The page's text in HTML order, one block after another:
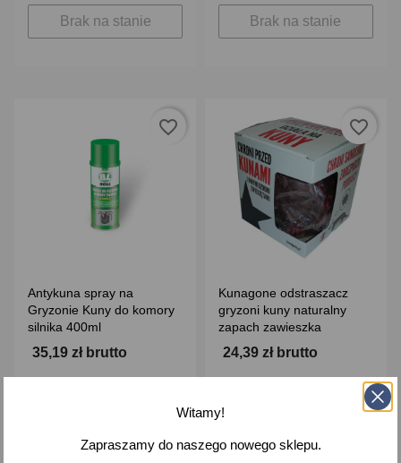
Brak na stanie Brak na stanie
Antykuna spray na
Gryzonie Kuny do komory
silnika 400ml
35,19 zł brutto
+
favorite_border
Kunagone odstraszacz
gryzoni kuny naturalny
zapach zawieszka
24,39 zł brutto
-
favorite_border
Witamy!
Zapraszamy do naszego nowego sklepu.